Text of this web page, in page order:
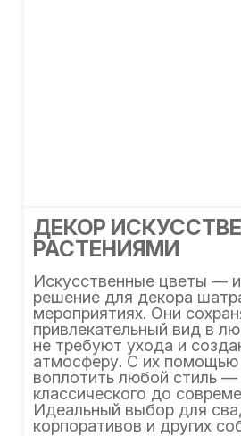
ДЕКОР
РАСТЕНИЯМИ
Искусственные цветы —
решение для декора
мероприятиях. Они
привлекательный вид в
не требуют ухода и
атмосферу. С их помощью
воплотить любой стиль —
классического до
Идеальный выбор для
корпоративов и других